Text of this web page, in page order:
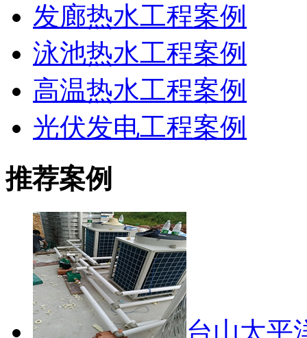
发廊热水工程案例
泳池热水工程案例
高温热水工程案例
光伏发电工程案例
推荐案例
台山太平